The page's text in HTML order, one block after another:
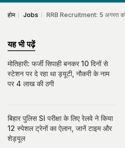
होम Jobs RRB Recruitment: 5 अगस्त को
यह भी पढ़ें
मोतिहारी: फर्जी सिपाही बनकर 10 दिनों से
स्टेशन पर दे रहा था ड्यूटी, नौकरी के नाम
पर 4 लाख की ठगी
बिहार पुलिस SI परीक्षा के लिए रेलवे ने किया
12 स्पेशल ट्रेनों का ऐलान, जानें टाइम और
शेड्यूल